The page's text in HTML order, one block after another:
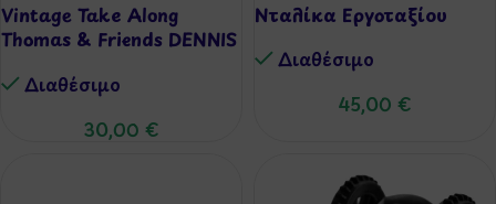
Vintage Take Along
Thomas & Friends DENNIS
Train 2006 Learning
Διαθέσιμo
30,00 €
Νταλίκα Εργοταξίου
Διαθέσιμo
45,00 €